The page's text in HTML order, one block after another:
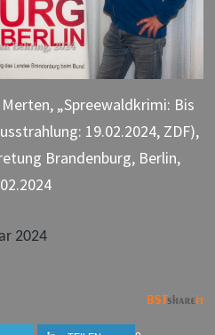
„Spreewaldkrimi: Bis
19.02.2024, ZDF),
Brandenburg, Berlin,
2024